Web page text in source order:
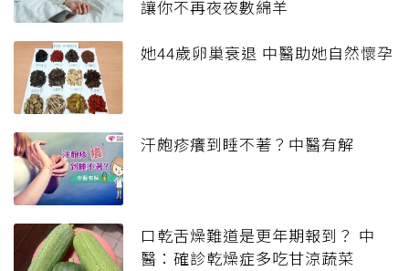
讓你不再夜夜數綿羊
她44歲卵巢衰退 中醫助她自然懷孕
汗皰疹癢到睡不著？中醫有解
口乾舌燥難道是更年期報到？ 中
醫：確診乾燥症多吃甘涼蔬菜